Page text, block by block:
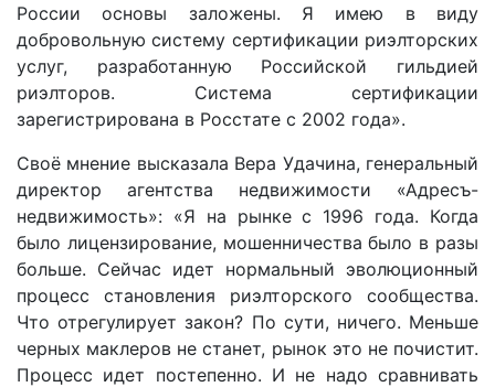
России основы заложены. Я имею в виду
добровольную систему сертификации риэлторских
услуг, разработанную Российской гильдией
риэлторов. Система сертификации
зарегистрирована в Росстате с 2002 года».
Своё мнение высказала Вера Удачина, генеральный
директор агентства недвижимости «Адресъ-
недвижимость»: «Я на рынке с 1996 года. Когда
было лицензирование, мошенничества было в разы
больше. Сейчас идет нормальный эволюционный
процесс становления риэлторского сообщества.
Что отрегулирует закон? По сути, ничего. Меньше
черных маклеров не станет, рынок это не почистит.
Процесс идет постепенно. И не надо сравнивать